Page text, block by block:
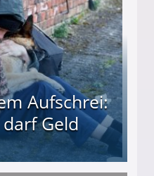
Aufschrei:
Geld